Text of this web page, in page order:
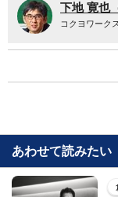
下地 寛也
コクヨワーク
あわせて読みたい